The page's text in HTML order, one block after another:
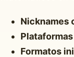
Nicknames
Formatos